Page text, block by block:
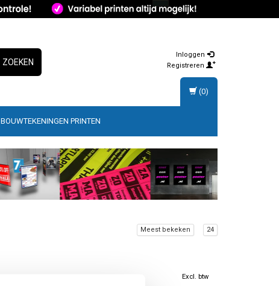
ZOEKEN
Inloggen
Registreren
BOUWTEKENINGEN PRINTEN
(0)
Meest bekeken 24
Excl. btw